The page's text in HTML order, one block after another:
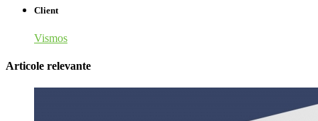
Client
Vismos
Articole relevante